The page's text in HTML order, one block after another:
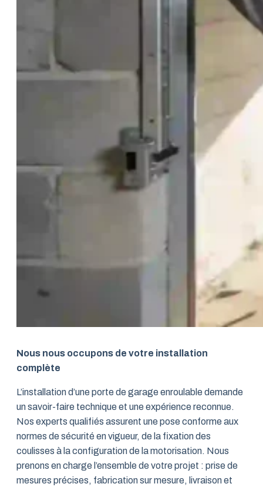
Nous nous occupons de votre installation
complète
L’installation d’une porte de garage enroulable demande
un savoir-faire technique et une expérience reconnue.
Nos experts qualifiés assurent une pose conforme aux
normes de sécurité en vigueur, de la fixation des
coulisses à la configuration de la motorisation. Nous
prenons en charge l’ensemble de votre projet : prise de
mesures précises, fabrication sur mesure, livraison et